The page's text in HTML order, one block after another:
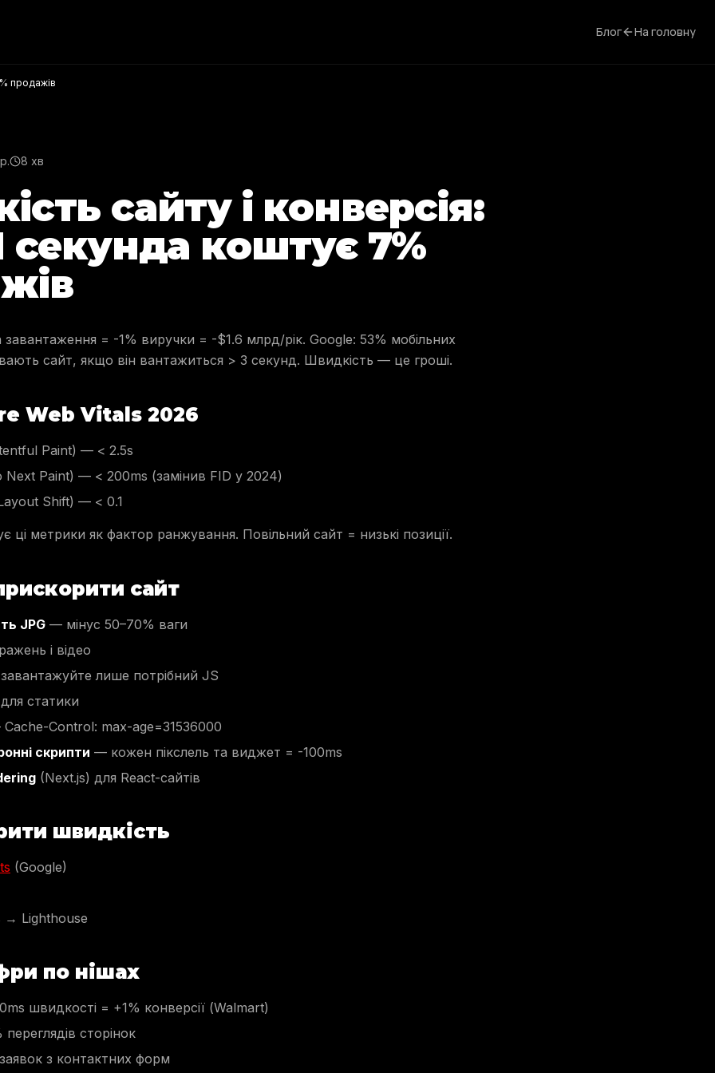
Блог На головну
продажів
8 хв
сайту і конверсія:
секунда коштує 7%
= -1% виручки = -$1.6 млрд/рік. Google: 53% мобільних
сайт, якщо він вантажиться > 3 секунд. Швидкість — це гроші.
Web Vitals 2026
Paint) — < 2.5s
Paint) — < 200ms (замінив FID у 2024)
Shift) — < 0.1
ці метрики як фактор ранжування. Повільний сайт = низькі позиції.
сайт
JPG — мінус 50–70% ваги
і відео
лише потрібний JS
статики
Control: max-age=31536000
скрипти — кожен пікслель та виджет = -100ms
(Next.js) для React-сайтів
швидкість
(Google)
→ Lighthouse
по нішах
швидкості = +1% конверсії (Walmart)
сторінок
з контактних форм